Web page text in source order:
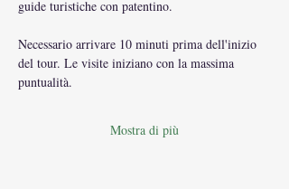
guide turistiche con patentino.
Necessario arrivare 10 minuti prima dell'inizio
del tour. Le visite iniziano con la massima
puntualità.
Mostra di più